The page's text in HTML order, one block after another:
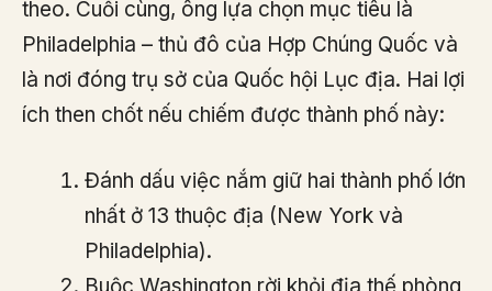
theo. Cuối cùng, ông lựa chọn mục tiêu là
Philadelphia – thủ đô của Hợp Chúng Quốc và
là nơi đóng trụ sở của Quốc hội Lục địa. Hai lợi
ích then chốt nếu chiếm được thành phố này:
Đánh dấu việc nắm giữ hai thành phố lớn
nhất ở 13 thuộc địa (New York và
Philadelphia).